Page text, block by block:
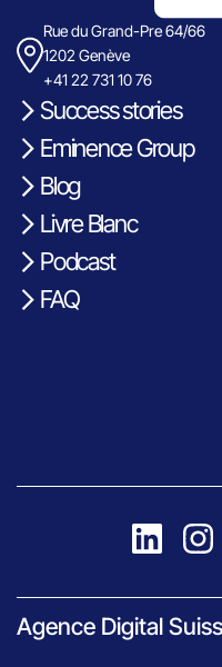
Rue du Grand-Pre 64/66
1202 Genève
+41 22 731 10 76
Success stories
Eminence Group
Blog
Livre Blanc
Podcast
FAQ
Agence Digital